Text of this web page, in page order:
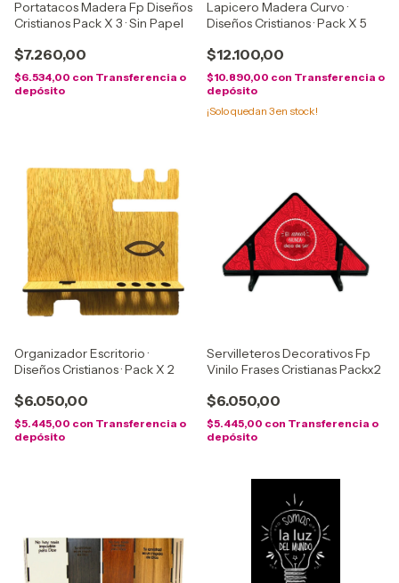
Portatacos Madera Fp Diseños
Cristianos Pack X 3 · Sin Papel
$7.260,00
$6.534,00 con Transferencia o
depósito
Lapicero Madera Curvo ·
Diseños Cristianos · Pack X 5
$12.100,00
$10.890,00 con Transferencia o
depósito
¡Solo quedan 3en stock!
Organizador Escritorio ·
Diseños Cristianos · Pack X 2
$6.050,00
$5.445,00 con Transferencia o
depósito
Servilleteros Decorativos Fp
Vinilo Frases Cristianas Packx2
$6.050,00
$5.445,00 con Transferencia o
depósito